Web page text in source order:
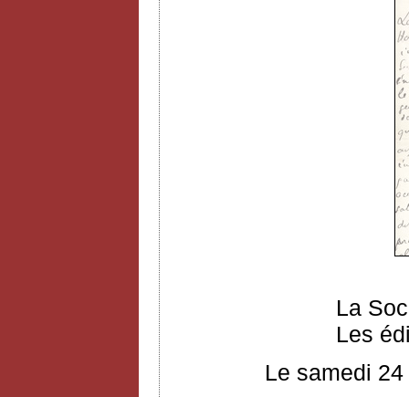
La
Les
Le samedi